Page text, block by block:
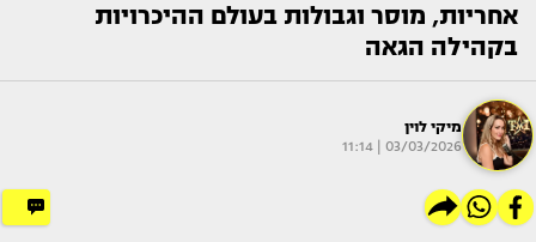
אחריות, מוסר וגבולות בעולם ההיכרויות
בקהילה הגאה
מיקי לוין
03/03/2026 | 11:14